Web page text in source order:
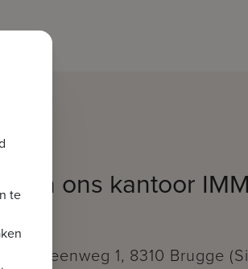
in ons kantoor
Steenweg 1, 8310 Brugge
te